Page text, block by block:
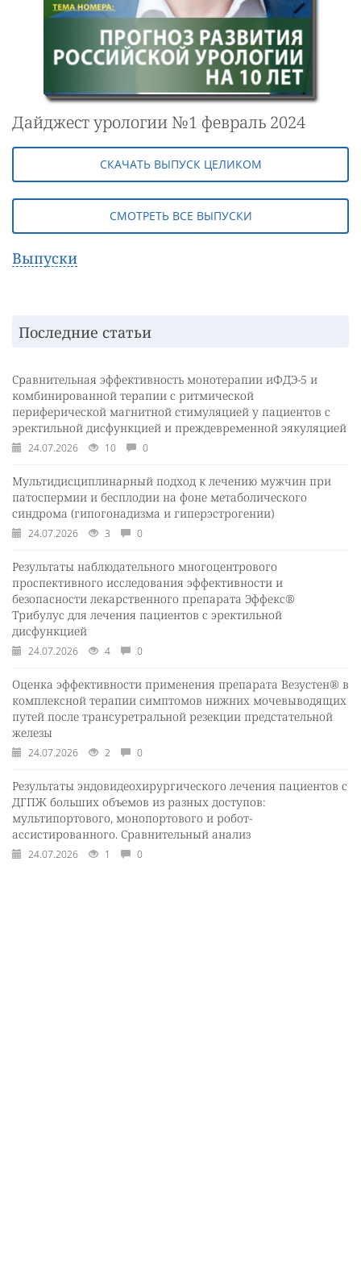
Дайджест урологии №1 февраль 2024
СКАЧАТЬ ВЫПУСК ЦЕЛИКОМ
СМОТРЕТЬ ВСЕ ВЫПУСКИ
Выпуски
Последние статьи
Сравнительная эффективность монотерапии иФДЭ-5 и
комбинированной терапии с ритмической
периферической магнитной стимуляцией у пациентов с
эректильной дисфункцией и преждевременной эякуляцией
24.07.2026 10 0
Мультидисциплинарный подход к лечению мужчин при
патоспермии и бесплодии на фоне метаболического
синдрома (гипогонадизма и гиперэстрогении)
24.07.2026 3 0
Результаты наблюдательного многоцентрового
проспективного исследования эффективности и
безопасности лекарственного препарата Эффекс®
Трибулус для лечения пациентов с эректильной
дисфункцией
24.07.2026 4 0
Оценка эффективности применения препарата Везустен® в
комплексной терапии симптомов нижних мочевыводящих
путей после трансуретральной резекции предстательной
железы
24.07.2026 2 0
Результаты эндовидеохирургического лечения пациентов с
ДГПЖ больших объемов из разных доступов:
мультипортового, монопортового и робот-
ассистированного. Сравнительный анализ
24.07.2026 1 0